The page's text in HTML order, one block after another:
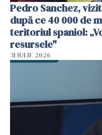
Pedro Sanchez,
după ce 40 000 de
teritoriul spaniol:
resursele"
31 IULIE 2026